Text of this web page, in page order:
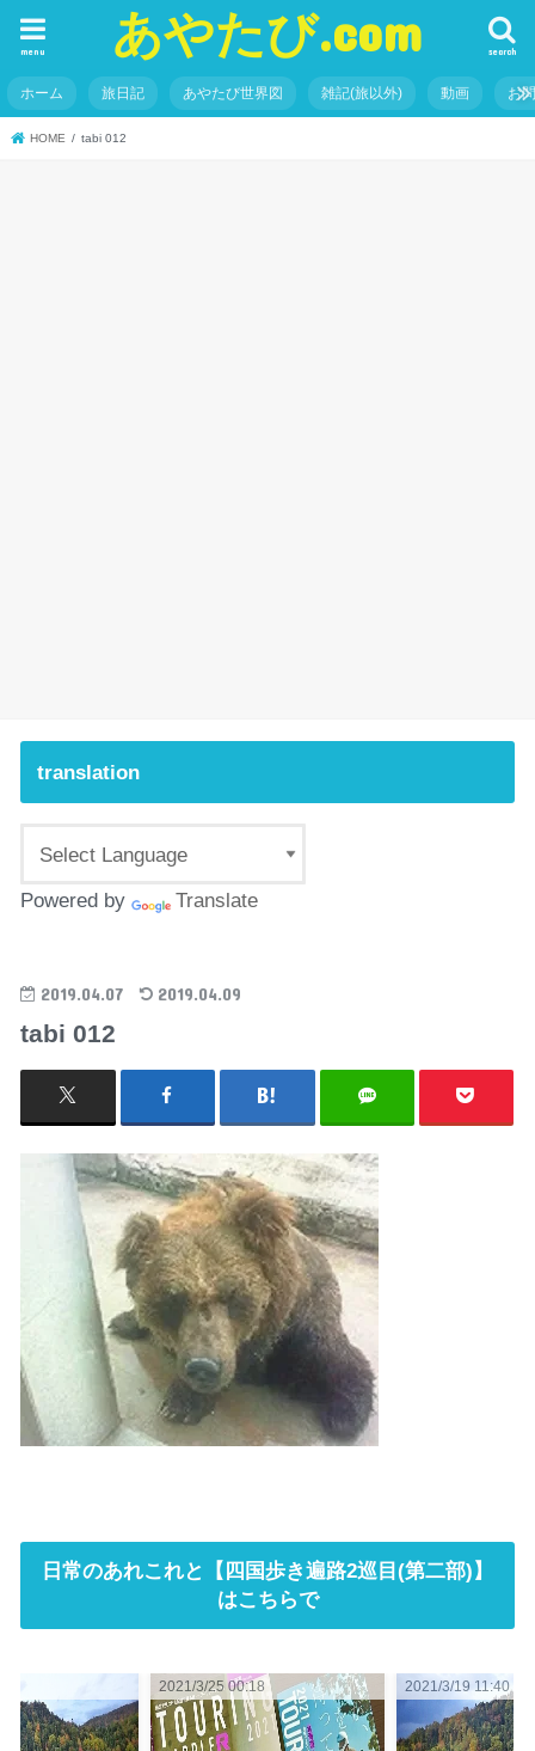
あやたび.com search
menu
ホーム 旅日記 あやたび世界図 雑記(旅以外) 動画 お
HOME tabi 012
translation
Powered by Translate
2019.04.07 2019.04.09
tabi 012
日常のあれこれと【四国歩き遍路2巡目(第二部)】
はこちらで
2021/3/19 11:40